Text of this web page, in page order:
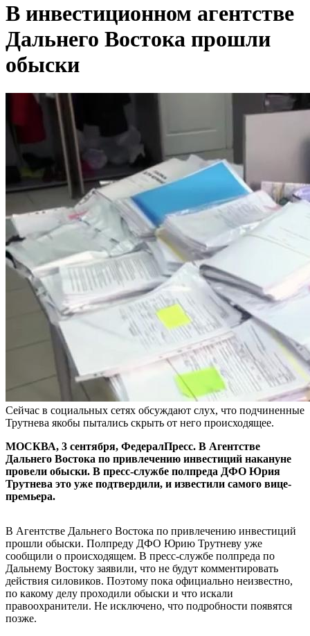
В инвестиционном агентстве
Дальнего Востока прошли
обыски
Сейчас в социальных сетях обсуждают слух, что подчиненные
Трутнева якобы пытались скрыть от него происходящее.
МОСКВА, 3 сентября, ФедералПресс. В Агентстве
Дальнего Востока по привлечению инвестиций накануне
провели обыски. В пресс-службе полпреда ДФО Юрия
Трутнева это уже подтвердили, и известили самого вице-
премьера.
В Агентстве Дальнего Востока по привлечению инвестиций
прошли обыски. Полпреду ДФО Юрию Трутневу уже
сообщили о происходящем. В пресс-службе полпреда по
Дальнему Востоку заявили, что не будут комментировать
действия силовиков. Поэтому пока официально неизвестно,
по какому делу проходили обыски и что искали
правоохранители. Не исключено, что подробности появятся
позже.